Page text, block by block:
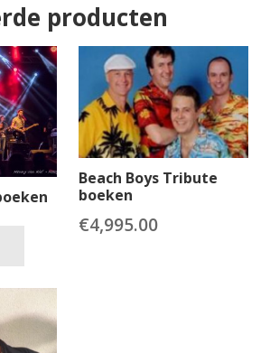
producten
Beach Boys Tribute
boeken
€4,995.00